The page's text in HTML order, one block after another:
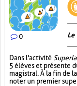
0 Le
Dans l'activité
5 élèves et présente
magistral. À la fin de
noter un premier